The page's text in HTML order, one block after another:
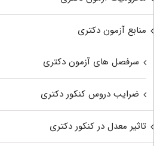
منابع آزمون دکتری
سرفصل های آزمون دکتری
ضرایب دروس کنکور دکتری
تاثیر معدل در کنکور دکتری